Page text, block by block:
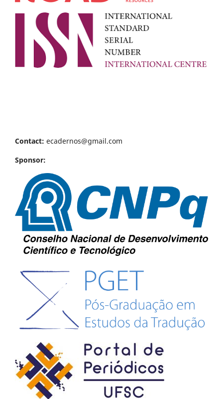
Contact: ecadernos@gmail.com
Sponsor: